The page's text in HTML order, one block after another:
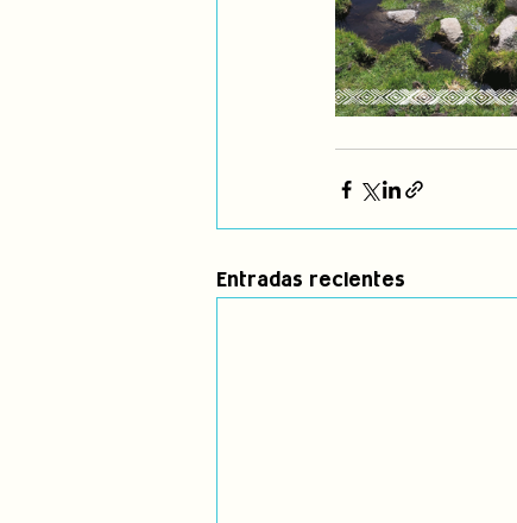
Entradas recientes